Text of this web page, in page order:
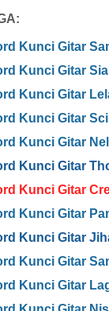
Kunci Gitar
Kunci Gitar
Kunci Gitar
Kunci Gitar
Kunci Gitar
Kunci Gitar
Kunci Gitar
Kunci Gitar
Kunci Gitar
Kunci Gitar
Kunci Gitar